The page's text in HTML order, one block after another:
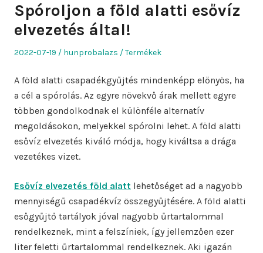
Spóroljon a föld alatti esővíz
elvezetés által!
Posted
2022-07-19 Author
hunprobalazs
Posted
Termékek
A föld alatti csapadékgyűjtés mindenképp előnyös, ha
a cél a spórolás. Az egyre növekvő árak mellett egyre
többen gondolkodnak el különféle alternatív
megoldásokon, melyekkel spórolni lehet. A föld alatti
esővíz elvezetés kiváló módja, hogy kiváltsa a drága
vezetékes vizet.
Esővíz elvezetés föld alatt lehetőséget ad a nagyobb
mennyiségű csapadékvíz összegyűjtésére. A föld alatti
esőgyűjtő tartályok jóval nagyobb űrtartalommal
rendelkeznek, mint a felszíniek, így jellemzően ezer
liter feletti űrtartalommal rendelkeznek. Aki igazán